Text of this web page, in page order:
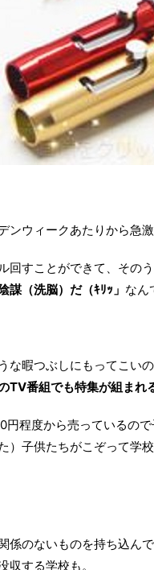
ンウィークあたりから急
回すことができて、その
謀（洗脳）だ（ｷﾘｯ」 なん
な暇つぶしにもってこい
TV番組でも特集が組まれ
円程度から売っているの
）子供たちがこぞって学
係のないものを持ち込ん
収する学校も。